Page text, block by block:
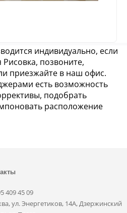
индивидуально, если
позвоните,
приезжайте в наш офис.
есть возможность
подобрать
расположение
409 45 09
ул. Энергетиков, 14А, Дзержинский